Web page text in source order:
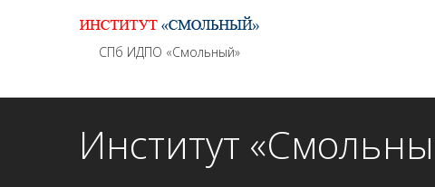
СПб ИДПО «Смольный»
Институт